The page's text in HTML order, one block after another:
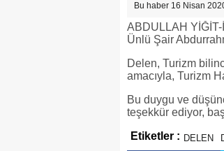
Bu haber 16 Nisan
ABDULLAH
Ünlü Şair
Delen, Turizm
amacıyla, Turizm
Bu duygu ve
teşekkür ediyor,
Etiketler : DELEN